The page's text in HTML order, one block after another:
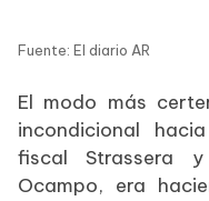
Fuente: El diario AR
El modo más
incondicional
fiscal Strassera
Ocampo, era